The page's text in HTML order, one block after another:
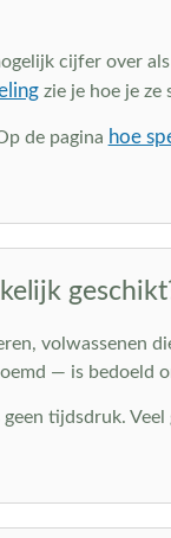
cijfer over
zie je hoe je ze
de pagina hoe
volwassenen
— is bedoeld
tijdsdruk.